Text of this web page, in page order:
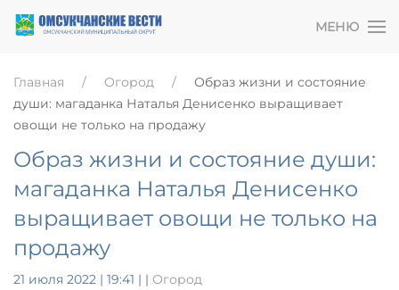
МЕНЮ
Главная Огород
Образ жизни и состояние
души: магаданка Наталья Денисенко выращивает
овощи не только на продажу
Образ жизни и состояние души:
магаданка Наталья Денисенко
выращивает овощи не только на
продажу
21 июля 2022 | 19:41 | | Огород